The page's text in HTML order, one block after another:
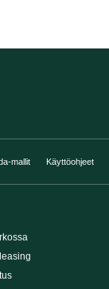
mallit Käyttöohjeet